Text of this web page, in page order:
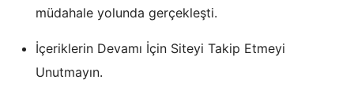
müdahale yolunda gerçekleşti.
İçeriklerin Devamı İçin Siteyi Takip Etmeyi
Unutmayın.